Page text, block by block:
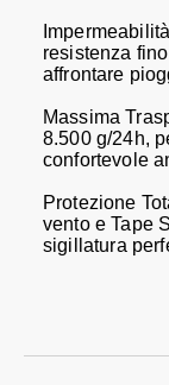
resistenza
affrontare
Massima
8.500 g/24h,
confortevole
Protezione
vento e Tape
sigillatura